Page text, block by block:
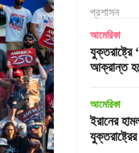
আমেরিকা
যুক্তরাষ্ট্রে
আক্রান্ত
আমেরিকা
ইরানের
যুক্তরাষ্ট্রের